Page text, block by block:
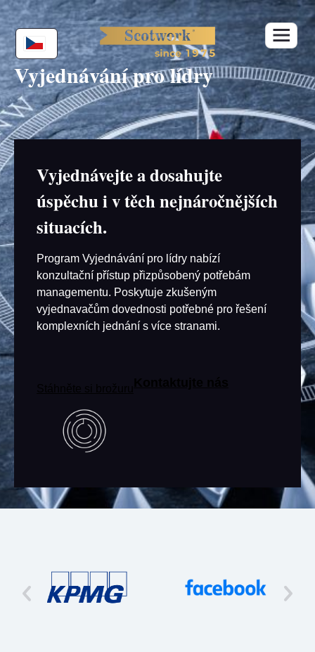
Skip
content
Vyjednávání pro lídry
Vyjednávejte a dosahujte
úspěchu i v těch nejnáročnějších
situacích.
Program Vyjednávání pro lídry nabízí
konzultační přístup přizpůsobený potřebám
managementu. Poskytuje zkušeným
vyjednavačům dovednosti potřebné pro řešení
komplexních jednání s více stranami.